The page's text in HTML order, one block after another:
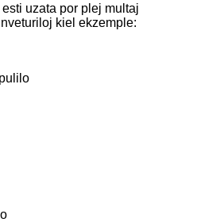
esti uzata por plej multaj
kiel ekzemple: